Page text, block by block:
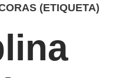
(ETIQUETA)